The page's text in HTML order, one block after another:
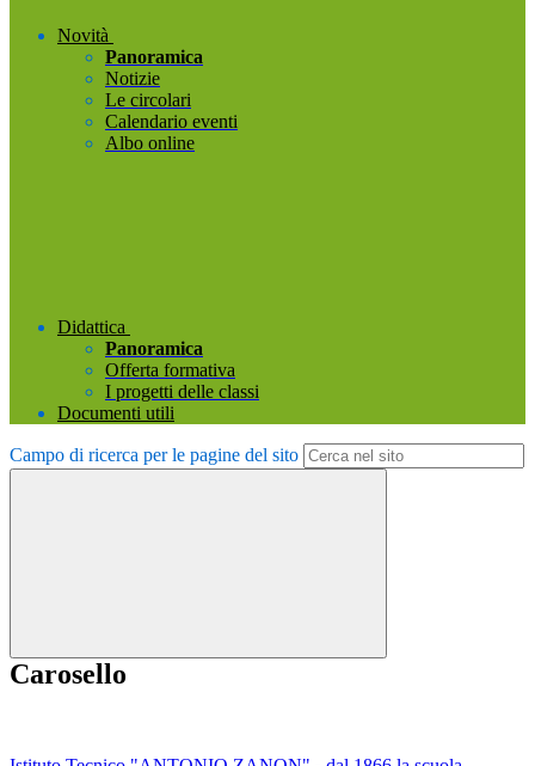
Novità
Panoramica
Notizie
Le circolari
Calendario eventi
Albo online
Didattica
Panoramica
Offerta formativa
I progetti delle classi
Documenti utili
Campo di ricerca per le pagine del sito
Carosello